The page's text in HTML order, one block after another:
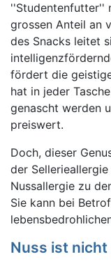
''Studentenfutter''
grossen Anteil an
des Snacks leitet
fördert die
hat in jeder
genascht werden
preiswert.
Doch, dieser
der
Nussallergie zu
Sie kann bei
Nuss ist nicht